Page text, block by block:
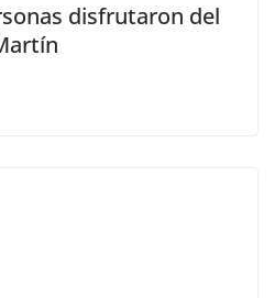
disfrutaron del